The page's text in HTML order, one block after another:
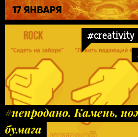
17 ЯНВАРЯ
#creativity
#непродано. Камень,
бумага